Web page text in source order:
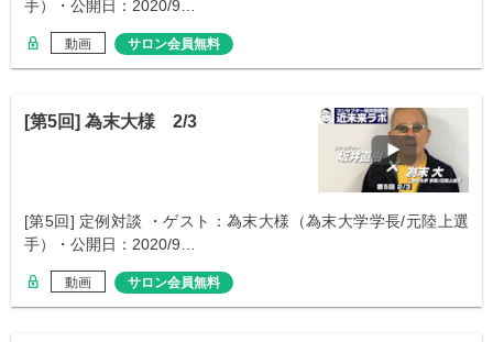
手）・公開日：2020/9…
動画 サロン会員無料
[第5回] 為末大様 2/3
[第5回] 定例対談 ・ゲスト：為末大様（為末大学学長/元陸上選
手）・公開日：2020/9…
動画 サロン会員無料